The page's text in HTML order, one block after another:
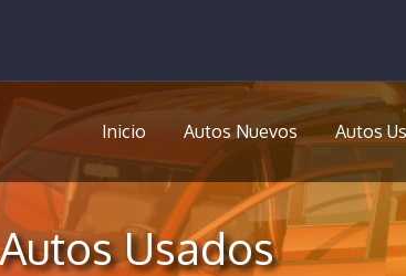
Inicio Autos Nuevos Autos
Usados